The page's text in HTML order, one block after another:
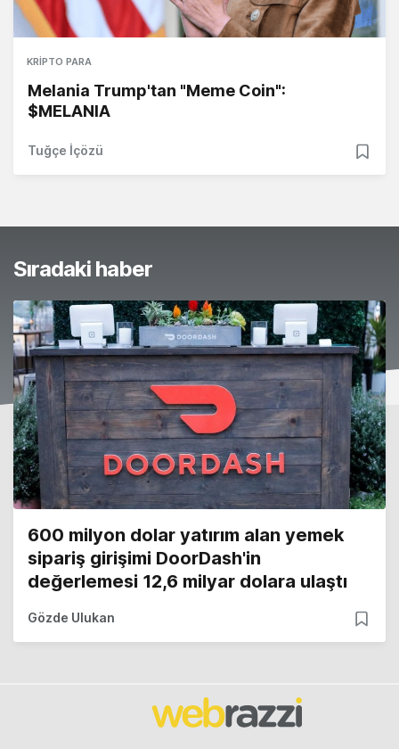
KRIPTO PARA
Melania Trump'tan "Meme Coin":
$MELANIA
Tuğçe İçözü
Sıradaki haber
600 milyon dolar yatırım alan yemek
sipariş girişimi DoorDash'in
değerlemesi 12,6 milyar dolara ulaştı
Gözde Ulukan